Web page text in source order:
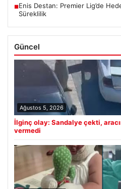
■Enis Destan: Premier Lig’de
Süreklilik
Güncel
Ağustos 5, 2026
İlginç olay: Sandalye çekti,
vermedi